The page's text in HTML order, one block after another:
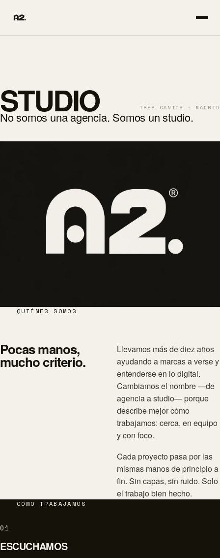
STUDIO TRES CANTOS · MADRID
No somos una agencia. Somos unstudio.
QUIÉNES SOMOS
Pocas manos,
mucho criterio.
Llevamos más de diez años
ayudando a marcas a verse y
entenderse en lo digital.
Cambiamos el nombre —de
agencia a studio— porque
describe mejor cómo
trabajamos: cerca, en equipo
y con foco.
Cada proyecto pasa por las
mismas manos de principio a
fin. Sin capas, sin ruido. Solo
el trabajo bien hecho.
CÓMO TRABAJAMOS
01
ESCUCHAMOS